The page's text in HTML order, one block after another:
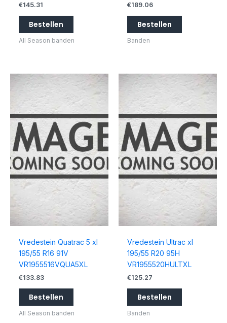
€145.31
Bestellen
All Season banden
€189.06
Bestellen
Banden
Vredestein Quatrac 5 xl
195/55 R16 91V
VR1955516VQUA5XL
€133.83
Bestellen
All Season banden
Vredestein Ultrac xl
195/55 R20 95H
VR1955520HULTXL
€125.27
Bestellen
Banden